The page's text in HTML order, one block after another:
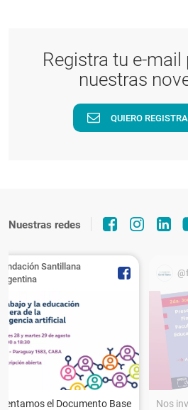
Registra tu e-
nuestras
QUIERO
Nuestras redes
Santillana
el Documento Base
Nos